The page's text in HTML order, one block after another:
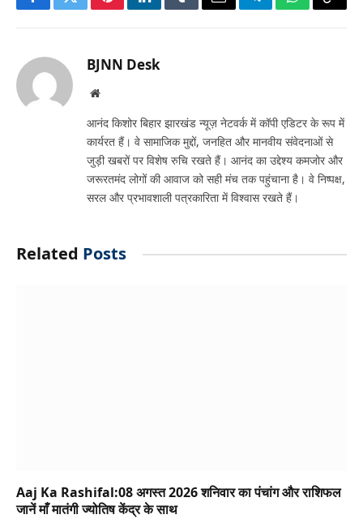
FacebookTwitterPinterestLinkedInTumblrEmailTelegramWhatsApp
Copy
BJNN Desk
Website
आनंद किशोर बिहार झारखंड न्यूज़ नेटवर्क में कॉपी एडिटर के रूप में
कार्यरत हैं। वे सामाजिक मुद्दों, जनहित और मानवीय संवेदनाओं से
जुड़ी खबरों पर विशेष रुचि रखते हैं। आनंद का उद्देश्य कमजोर और
जरूरतमंद लोगों की आवाज को सही मंच तक पहुंचाना है। वे निष्पक्ष,
सरल और प्रभावशाली पत्रकारिता में विश्वास रखते हैं।
Related Posts
Aaj Ka Rashifal:08 अगस्त 2026 शनिवार का पंचांग और राशिफल
जानें माँ मातंगी ज्योतिष केंद्र के साथ